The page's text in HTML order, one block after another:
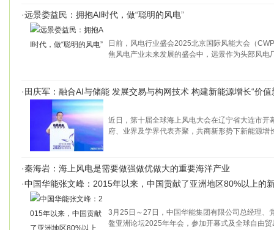
·远景娄益民：拥抱AI时代，做“聪明的风电”
日前，风电行业盛会2025北京国际风能大会（
焦风电产业未来发展的盛会中，远景作为头部风电
· 田庆军：融合AI与储能 发展交易与构网技术 构建新能源增长“价值
近日，第十届全球海上风电大会在辽宁省大连市开
府、业界及学界代表齐聚，共商新形势下新能源增
·秦海岩：海上风电是需要做强做优做大的重要海洋产业
·中国华能张文峰：2015年以来，中国贡献了亚洲地区80%以上的
3月25日～27日，中国华能集团有限公司总经理、
鳌亚洲论坛2025年年会，参加开幕式及全球自由